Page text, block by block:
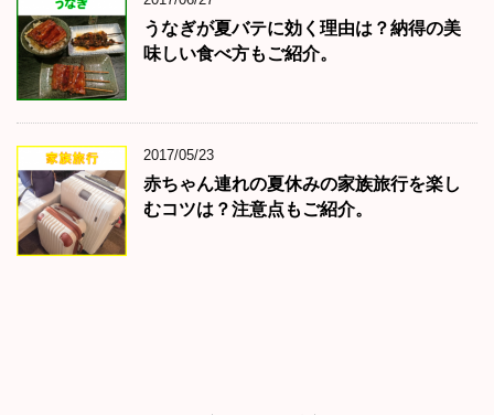
うなぎが夏バテに効く理由は？納得の美
味しい食べ方もご紹介。
2017/05/23
赤ちゃん連れの夏休みの家族旅行を楽し
むコツは？注意点もご紹介。